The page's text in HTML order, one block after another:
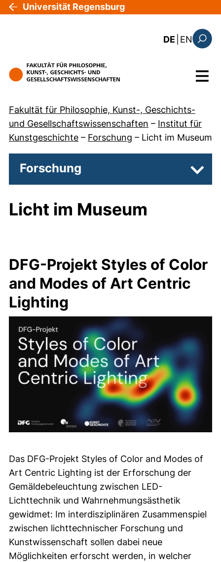
Direkt zum Inhalt
Universität Regensburg
DE EN: the
Menü
Fakultät für Philosophie, Kunst-, Geschichts-
und Gesellschaftswissenschaften – Institut für
Kunstgeschichte – Forschung – Licht im Museum
Forschung
Licht im Museum
DFG-Projekt Styles of Color
and Modes of Art Centric
Lighting
Das DFG-Projekt Styles of Color and Modes of
Art Centric Lighting ist der Erforschung der
Gemäldebeleuchtung zwischen LED-
Lichttechnik und Wahrnehmungsästhetik
gewidmet: Im interdisziplinären Zusammenspiel
zwischen lichttechnischer Forschung und
Kunstwissenschaft sollen dabei neue
Möglichkeiten erforscht werden, in welcher